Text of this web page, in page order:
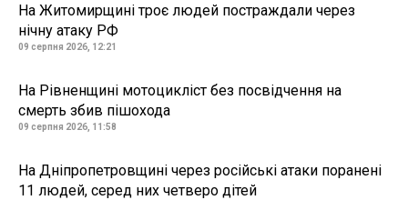
На Житомирщині троє людей постраждали через
нічну атаку РФ
09 серпня 2026, 12:21
На Рівненщині мотоцикліст без посвідчення на
смерть збив пішохода
09 серпня 2026, 11:58
На Дніпропетровщині через російські атаки поранені
11 людей, серед них четверо дітей